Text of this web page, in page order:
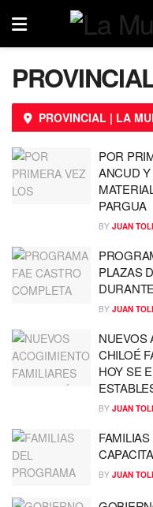
PROVINCIAL | LA
POR
ANCUD
PARGUA
BY JUAN
PLAZAS
BY JUAN
NUEVOS
CHILOÉ
HOY SE
BY JUAN
BY JUAN